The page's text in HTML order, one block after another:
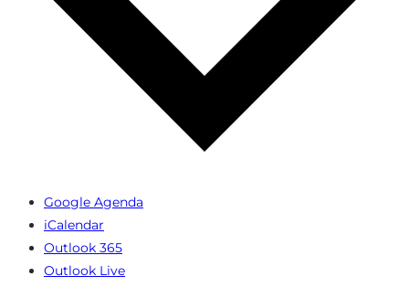
Google Agenda
iCalendar
Outlook 365
Outlook Live